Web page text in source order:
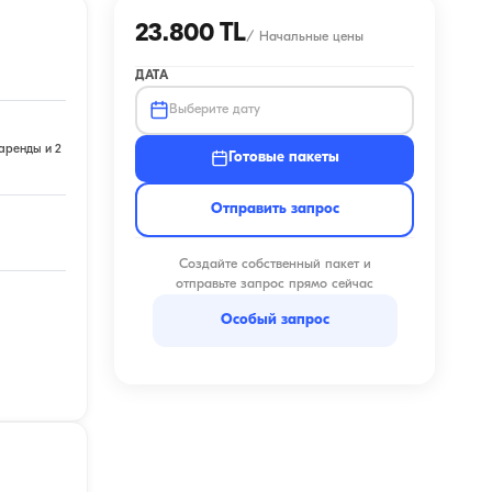
и 2
23.800 TL/ Начальные цены
ДАТА
Выберите дату
Готовые пакеты
Отправить запрос
Создайте собственный пакет и
отправьте запрос прямо сейчас
Особый запрос